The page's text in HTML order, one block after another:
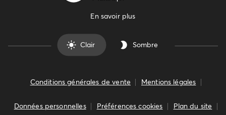
En savoir plus
Clair Sombre
Conditions générales de vente Mentions légales
Données personnelles Préférences cookies Plan du site